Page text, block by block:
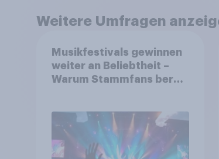
Weitere Umfragen
Musikfestivals gewinnen
weiter an Beliebtheit –
Warum Stammfans bereit